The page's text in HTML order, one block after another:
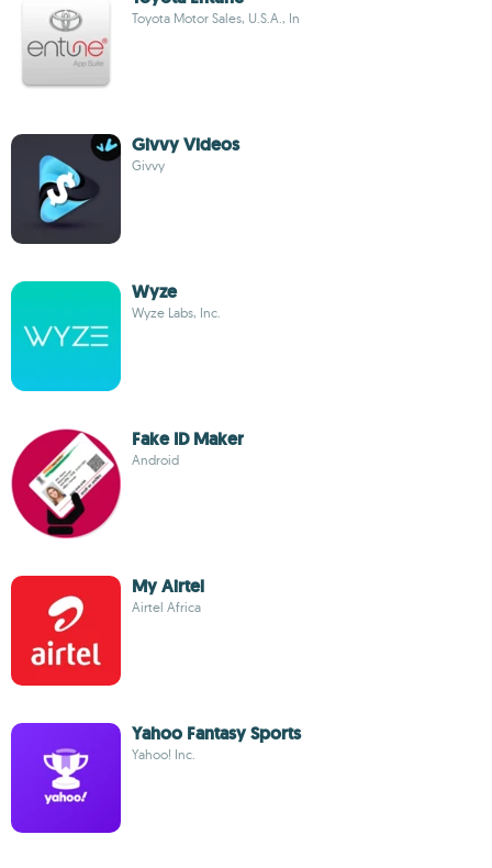
Toyota Motor Sales, U.S.A., In
Givvy Videos
Givvy
Wyze
Wyze Labs, Inc.
Fake ID Maker
Android
My Airtel
Airtel Africa
Yahoo Fantasy Sports
Yahoo! Inc.